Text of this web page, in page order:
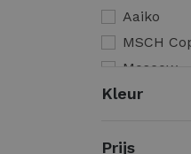
Aaiko
MSCH
Moscow
Elvira
Maicazz
Kleur
Prijs